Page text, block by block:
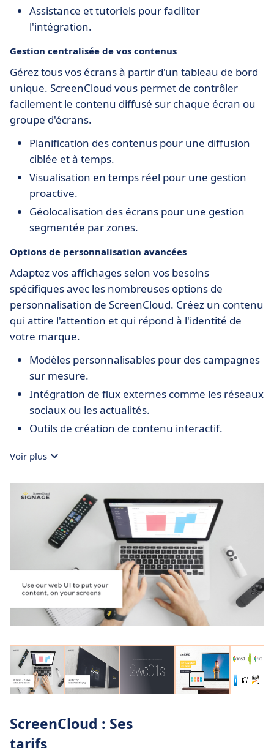
Assistance et tutoriels pour faciliter
l'intégration.
Gestion centralisée de vos contenus
Gérez tous vos écrans à partir d'un tableau de bord
unique. ScreenCloud vous permet de contrôler
facilement le contenu diffusé sur chaque écran ou
groupe d'écrans.
Planification des contenus pour une diffusion
ciblée et à temps.
Visualisation en temps réel pour une gestion
proactive.
Géolocalisation des écrans pour une gestion
segmentée par zones.
Options de personnalisation avancées
Adaptez vos affichages selon vos besoins
spécifiques avec les nombreuses options de
personnalisation de ScreenCloud. Créez un contenu
qui attire l'attention et qui répond à l'identité de
votre marque.
Modèles personnalisables pour des campagnes
sur mesure.
Intégration de flux externes comme les réseaux
sociaux ou les actualités.
Outils de création de contenu interactif.
Voir plus
ScreenCloud : Ses
tarifs